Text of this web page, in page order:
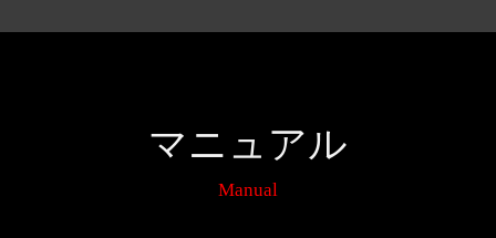
マニュアル
Manual